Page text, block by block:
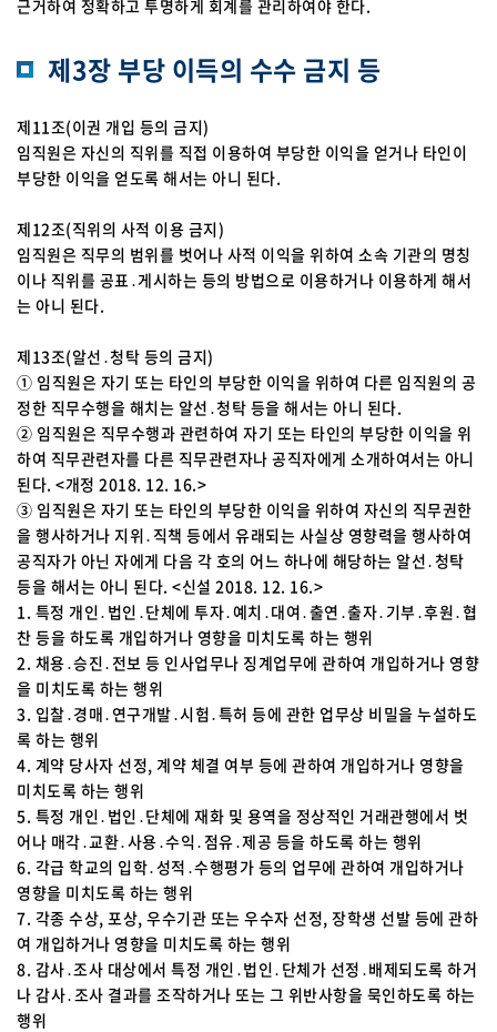
근거하여 정확하고 투명하게 회계를 관리하여야 한다.
제3장 부당 이득의 수수 금지 등
제11조(이권 개입 등의 금지)
임직원은 자신의 직위를 직접 이용하여 부당한 이익을 얻거나 타인이
부당한 이익을 얻도록 해서는 아니 된다.
제12조(직위의 사적 이용 금지)
임직원은 직무의 범위를 벗어나 사적 이익을 위하여 소속 기관의 명칭
이나 직위를 공표․게시하는 등의 방법으로 이용하거나 이용하게 해서
는 아니 된다.
제13조(알선․청탁 등의 금지)
① 임직원은 자기 또는 타인의 부당한 이익을 위하여 다른 임직원의 공
정한 직무수행을 해치는 알선․청탁 등을 해서는 아니 된다.
② 임직원은 직무수행과 관련하여 자기 또는 타인의 부당한 이익을 위
하여 직무관련자를 다른 직무관련자나 공직자에게 소개하여서는 아니
된다. <개정 2018. 12. 16.>
③ 임직원은 자기 또는 타인의 부당한 이익을 위하여 자신의 직무권한
을 행사하거나 지위․직책 등에서 유래되는 사실상 영향력을 행사하여
공직자가 아닌 자에게 다음 각 호의 어느 하나에 해당하는 알선․청탁
등을 해서는 아니 된다. <신설 2018. 12. 16.>
1. 특정 개인․법인․단체에 투자․예치․대여․출연․출자․기부․후원․협
찬 등을 하도록 개입하거나 영향을 미치도록 하는 행위
2. 채용․승진․전보 등 인사업무나 징계업무에 관하여 개입하거나 영향
을 미치도록 하는 행위
3. 입찰․경매․연구개발․시험․특허 등에 관한 업무상 비밀을 누설하도
록 하는 행위
4. 계약 당사자 선정, 계약 체결 여부 등에 관하여 개입하거나 영향을
미치도록 하는 행위
5. 특정 개인․법인․단체에 재화 및 용역을 정상적인 거래관행에서 벗
어나 매각․교환․사용․수익․점유․제공 등을 하도록 하는 행위
6. 각급 학교의 입학․성적․수행평가 등의 업무에 관하여 개입하거나
영향을 미치도록 하는 행위
7. 각종 수상, 포상, 우수기관 또는 우수자 선정, 장학생 선발 등에 관하
여 개입하거나 영향을 미치도록 하는 행위
8. 감사․조사 대상에서 특정 개인․법인․단체가 선정․배제되도록 하거
나 감사․조사 결과를 조작하거나 또는 그 위반사항을 묵인하도록 하는
행위